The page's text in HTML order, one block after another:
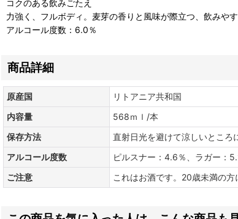
コクのある飲みごたえ
力強く、フルボディ。麦芽の香りと風味が際立つ、飲みやす
アルコール度数：6.0％
商品詳細
原産国
リトアニア共和国
内容量
568ｍｌ/本
保存方法
直射日光を避けて涼しいところ
アルコール度数
ピルスナー：4.6％、ラガー：
ご注意
これはお酒です。20歳未満の